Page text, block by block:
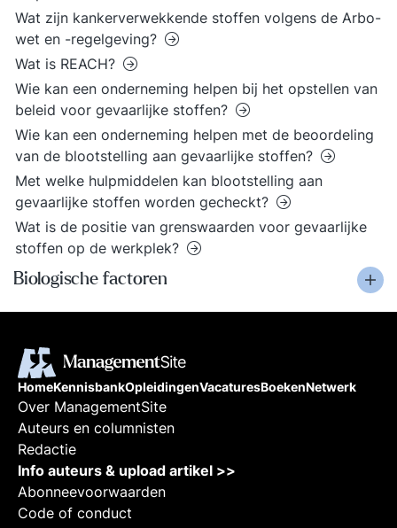
Wat zijn kankerverwekkende stoffen volgens de Arbo-
wet en -regelgeving?
Wat is REACH?
Wie kan een onderneming helpen bij het opstellen van
beleid voor gevaarlijke stoffen?
Wie kan een onderneming helpen met de beoordeling
van de blootstelling aan gevaarlijke stoffen?
Met welke hulpmiddelen kan blootstelling aan
gevaarlijke stoffen worden gecheckt?
Wat is de positie van grenswaarden voor gevaarlijke
stoffen op de werkplek?
Biologische factoren
HomeKennisbankOpleidingenVacaturesBoekenNetwerk
Over ManagementSite
Auteurs en columnisten
Redactie
Info auteurs & upload artikel >>
Abonneevoorwaarden
Code of conduct